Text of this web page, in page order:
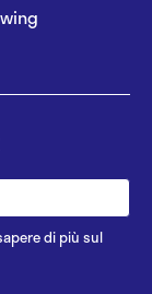
di più sul